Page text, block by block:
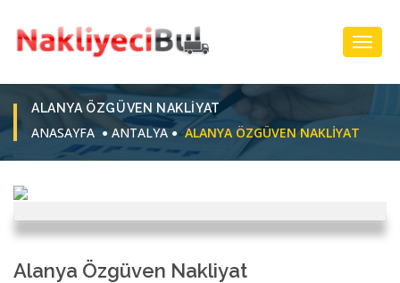
ALANYA ÖZGÜVEN NAKLIYAT
ANASAYFA ANTALYA ALANYA ÖZGÜVEN NAKLIYAT
Alanya Özgüven Nakliyat